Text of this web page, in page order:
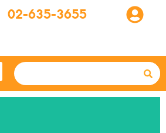
02-635-3655